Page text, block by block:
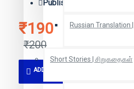
Russian Translation
Short Stories | சிறுகதைகள்
₹190
₹200
Publisher:
ADD TO CART